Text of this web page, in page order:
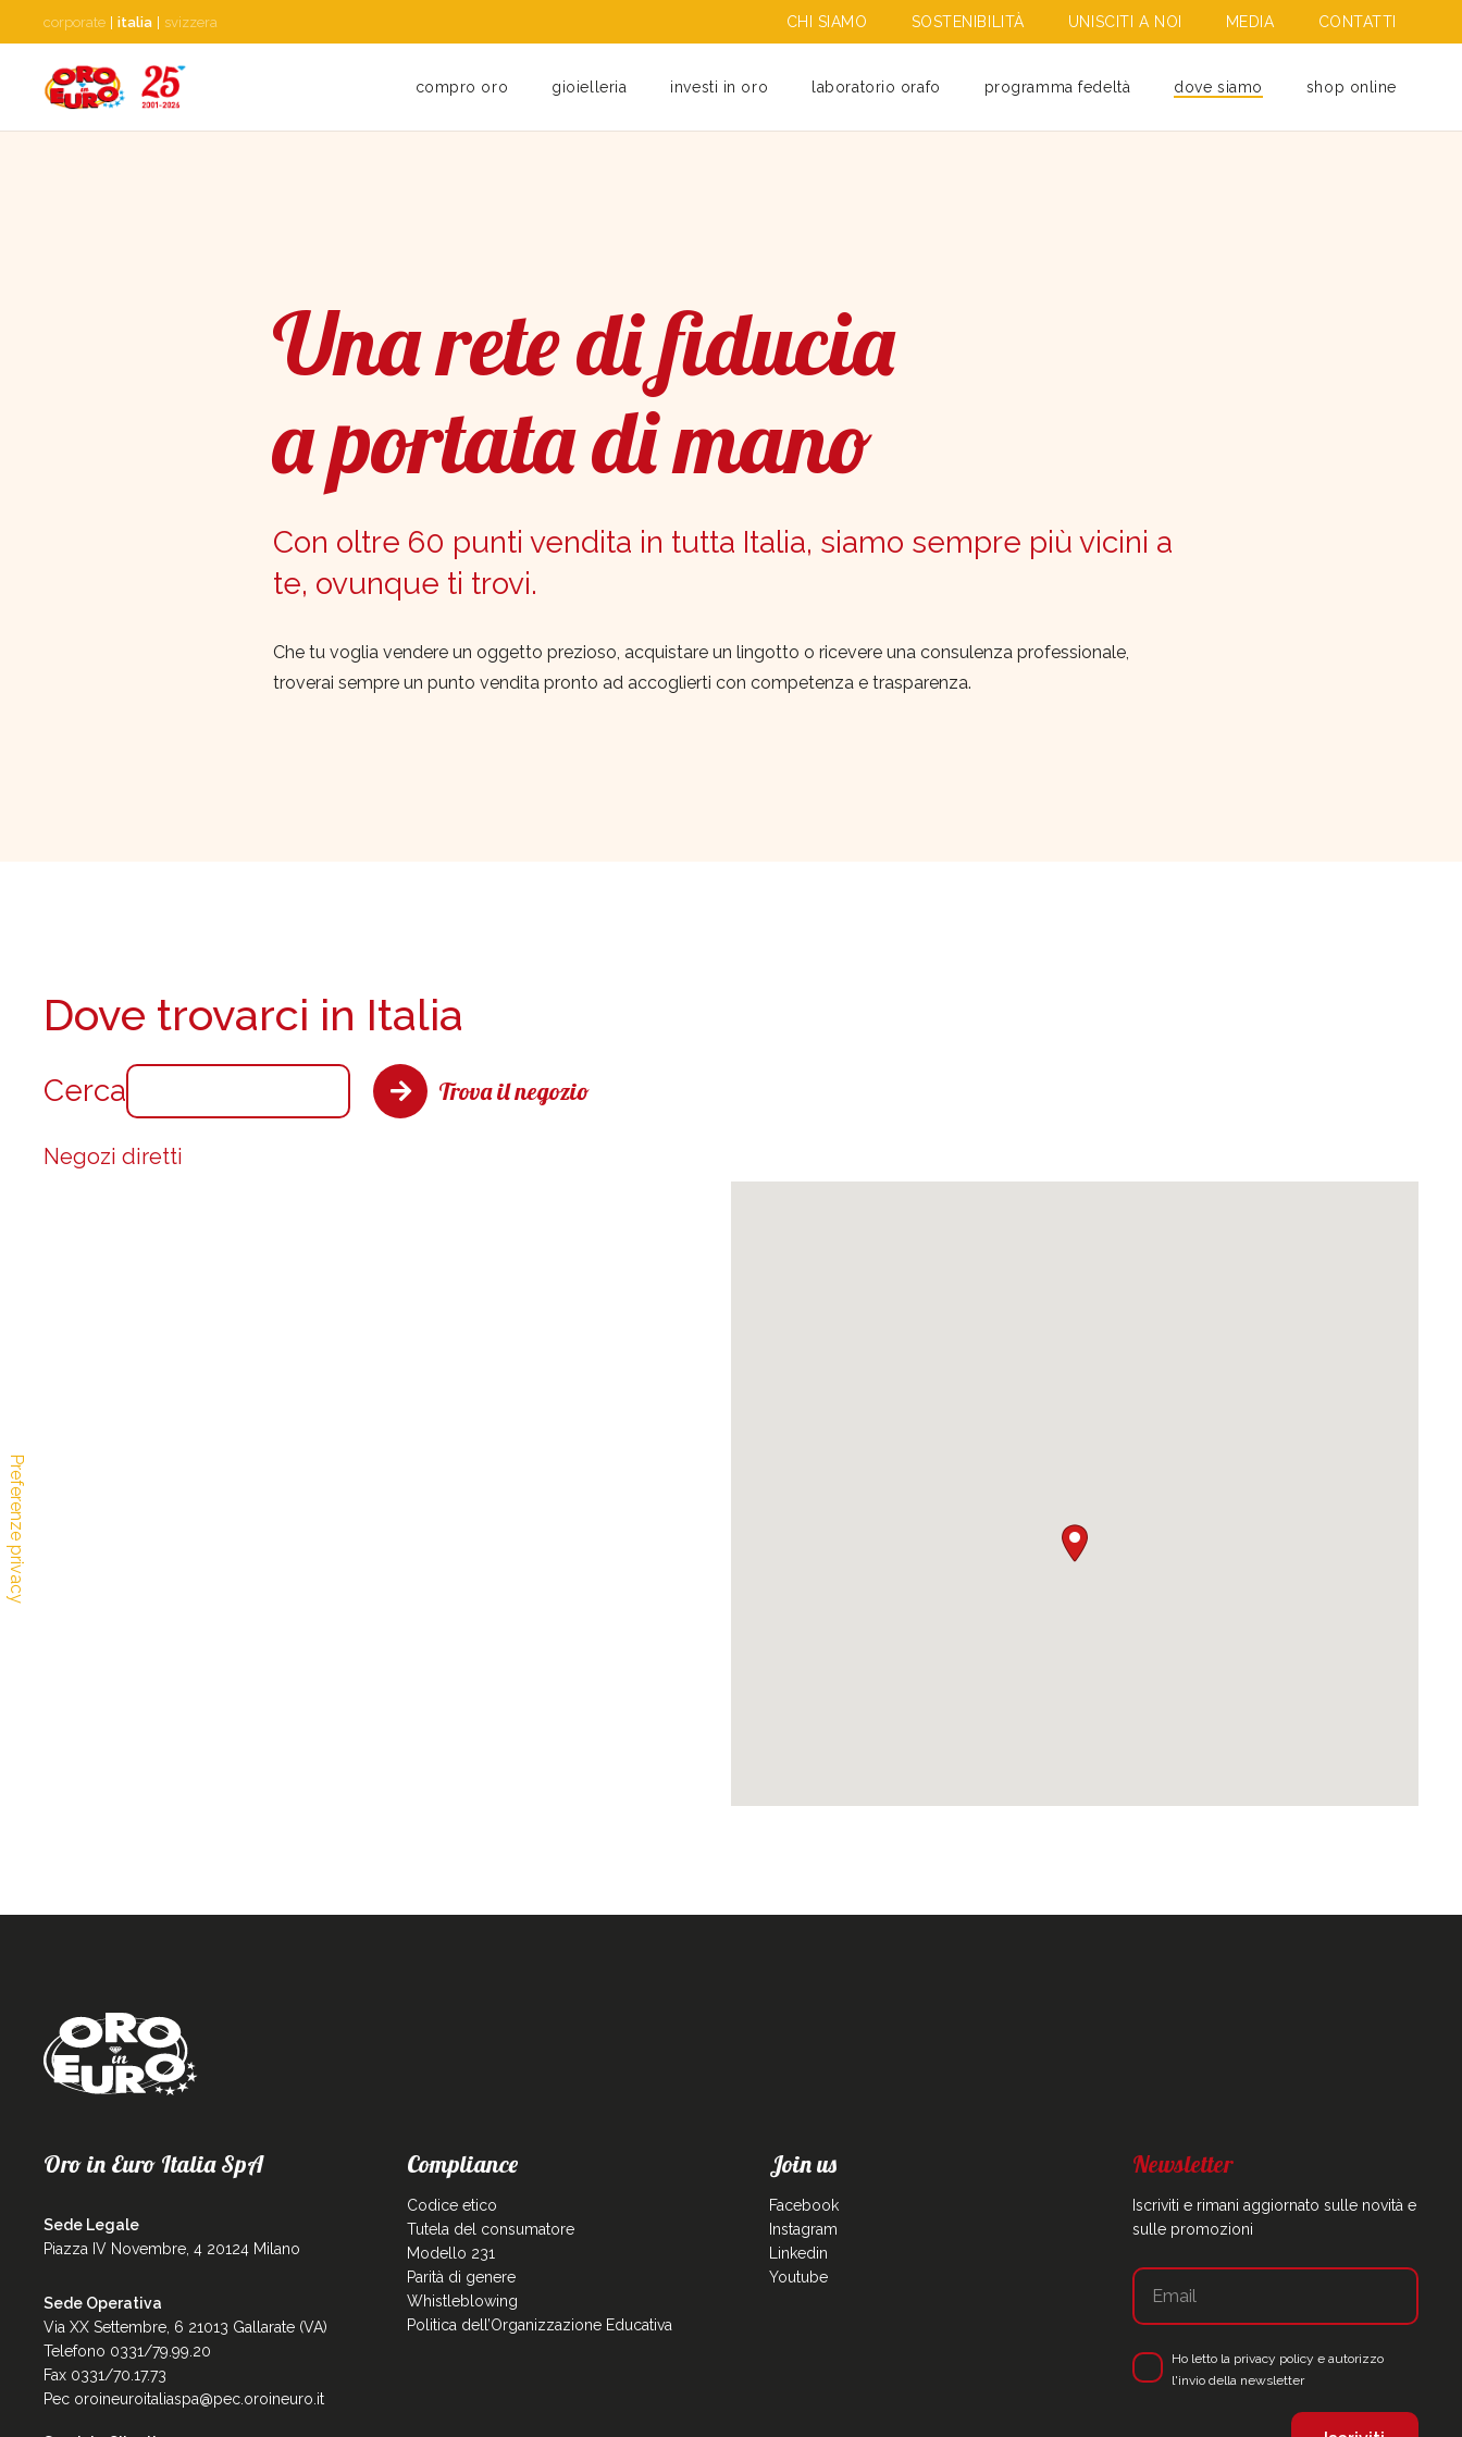
corporate italia svizzera CHI SIAMO SOSTENIBILITÀ UNISCITI A NOI MEDIA CONTATTI
compro oro gioielleria investi in oro laboratorio orafo programma fedeltà dove siamo shop online
Una rete di fiducia
a portata di mano
Con oltre 60 punti vendita in tutta Italia, siamo sempre più vicini a
te, ovunque ti trovi.
Che tu voglia vendere un oggetto prezioso, acquistare un lingotto o ricevere una consulenza professionale,
troverai sempre un punto vendita pronto ad accoglierti con competenza e trasparenza.
Cerca Trova il negozio
Dove trovarci in Italia
Negozi diretti
Oro in Euro Italia SpA
Sede Legale
Piazza IV Novembre, 4 20124 Milano
Sede Operativa
Via XX Settembre, 6 21013 Gallarate (VA)
Telefono 0331/79.99.20
Fax 0331/70.17.73
Pec oroineuroitaliaspa@pec.oroineuro.it
Compliance
Codice etico
Tutela del consumatore
Modello 231
Parità di genere
Whistleblowing
Politica dell’Organizzazione Educativa
Join us
Facebook
Instagram
Linkedin
Youtube
Newsletter
Iscriviti e rimani aggiornato sulle novità e
sulle promozioni
Ho letto la privacy policy e autorizzo
l'invio della newsletter